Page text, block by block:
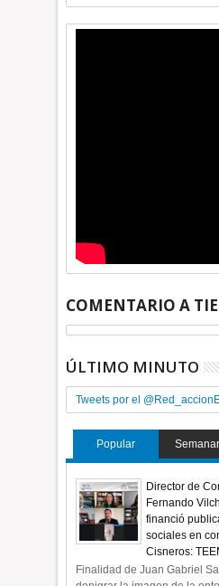
COMENTARIO A
ÚLTIMO MINUTO
Tweets por el
Popular
Director de
Fernando
financió
sociales en
Cisneros:
Finalidad de Juan Gabriel